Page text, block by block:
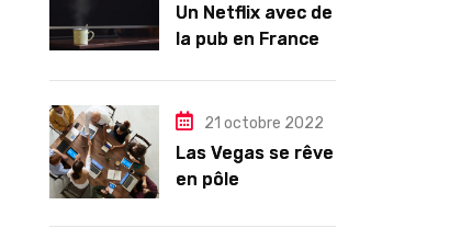
Un Netflix avec de
la pub en France
pour les abonnés
?
21 octobre 2022
Las Vegas se rêve
en pôle